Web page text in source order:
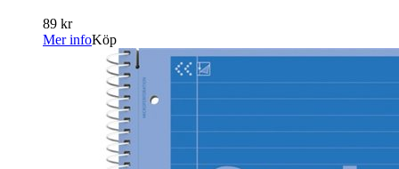
89 kr
Mer infoKöp